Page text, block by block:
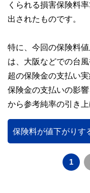
くられる損害保険料
出されたものです。
特に、今回の保険料
は、大阪などでの台
超の保険金の支払い
保険金の支払いの影
から参考純率の引き
保険料が値下がりす
1